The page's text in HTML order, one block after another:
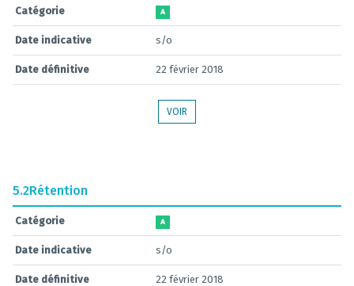
Catégorie A
Date indicative s/o
Date définitive 22 février 2018
VOIR
5.2Rétention
Catégorie A
Date indicative s/o
Date définitive 22 février 2018